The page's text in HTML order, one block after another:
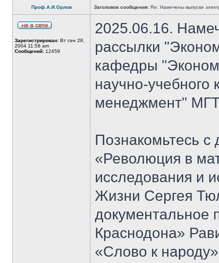
Проф.А.И.Орлов Заголовок сообщения: Re: Намечены выпуски
Зарегистрирован: Вт сен 28,
2004 11:58 am
Сообщений: 12459
2025.06.16.
рассылки
кафедры
научно-
менеджмент"
Познакомьтесь
«Революция в
исследования и
Жизни Сергея
документальное
Краснодона»
«Слово к